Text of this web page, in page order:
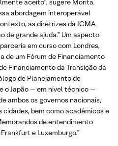
aceito”, sugere Morita.
abordagem interoperável
as diretrizes da ICMA
de grande ajuda.” Um aspecto
em curso com Londres,
de um Fórum de Financiamento
Financiamento da Transição da
de Planejamento de
o Japão — em nível técnico —
ambos os governos nacionais,
cidades, bem como acadêmicos e
de entendimento
e Luxemburgo.”